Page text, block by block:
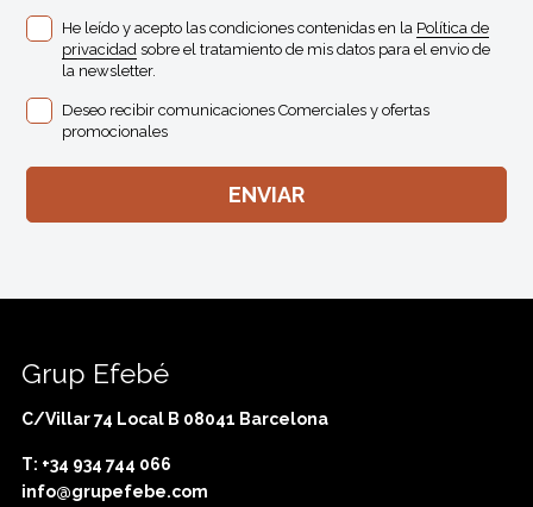
He leído y acepto las condiciones contenidas en la Política de
privacidad sobre el tratamiento de mis datos para el envio de
la newsletter.
Deseo recibir comunicaciones Comerciales y ofertas
promocionales
Grup Efebé
C/Villar 74 Local B 08041 Barcelona
T: +34 934 744 066
info@grupefebe.com